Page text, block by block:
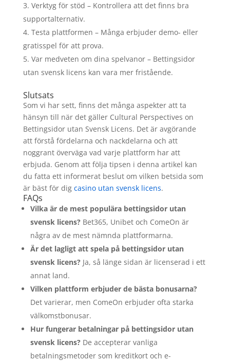
Verktyg för stöd – Kontrollera att det finns bra
supportalternativ.
Testa plattformen – Många erbjuder demo- eller
gratisspel för att prova.
Var medveten om dina spelvanor – Bettingsidor
utan svensk licens kan vara mer fristående.
Slutsats
Som vi har sett, finns det många aspekter att ta
hänsyn till när det gäller Cultural Perspectives on
Bettingsidor utan Svensk Licens. Det är avgörande
att förstå fördelarna och nackdelarna och att
noggrant överväga vad varje plattform har att
erbjuda. Genom att följa tipsen i denna artikel kan
du fatta ett informerat beslut om vilken betsida som
är bäst för dig casino utan svensk licens.
FAQs
Vilka är de mest populära bettingsidor utan
svensk licens?Bet365, Unibet och ComeOn är
några av de mest nämnda plattformarna.
Är det lagligt att spela på bettingsidor utan
svensk licens?Ja, så länge sidan är licenserad i ett
annat land.
Vilken plattform erbjuder de bästa bonusarna?
Det varierar, men ComeOn erbjuder ofta starka
välkomstbonusar.
Hur fungerar betalningar på bettingsidor utan
svensk licens?De accepterar vanliga
betalningsmetoder som kreditkort och e-